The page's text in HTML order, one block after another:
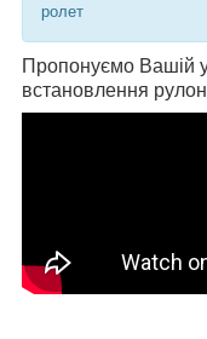
ролет
Пропонуємо Вашій
встановлення